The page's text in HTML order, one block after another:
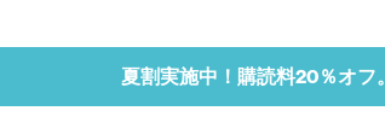
夏割実施中！購読料20％オフ。